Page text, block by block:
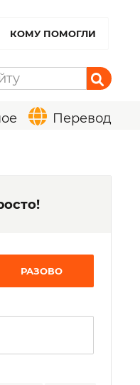
КОМУ ПОМОГЛИ
Перевод
РАЗОВО